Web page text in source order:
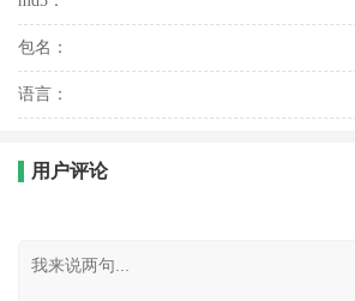
包名：
语言：
用户评论